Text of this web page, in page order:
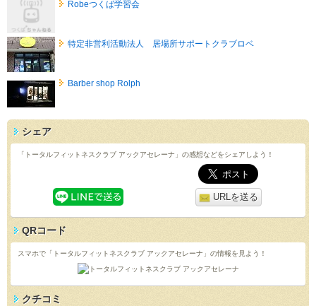
Robeつくば学習会
特定非営利活動法人 居場所サポートクラブロベ
Barber shop Rolph
シェア
「トータルフィットネスクラブ アックアセレーナ」の感想などをシェアしよう！
URLを送る
QRコード
スマホで「トータルフィットネスクラブ アックアセレーナ」の情報を見よう！
クチコミ